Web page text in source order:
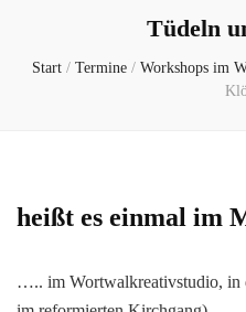
Tüdeln
Start / Termine / Workshops im
heißt es einmal im
….. im Wortwalkreativstudio, in